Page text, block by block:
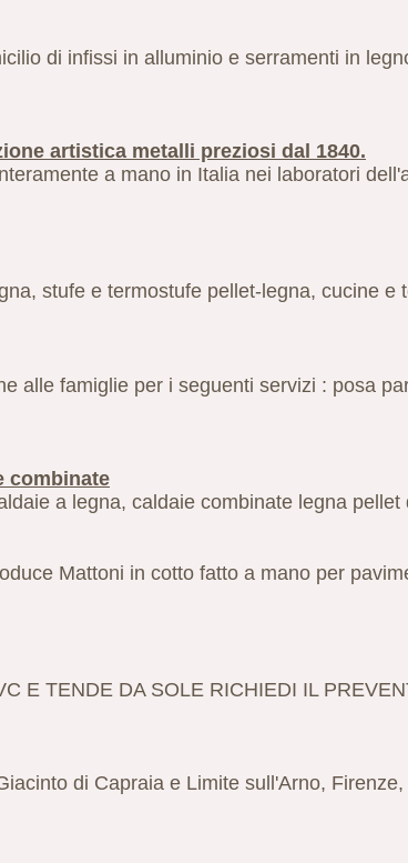
di infissi in alluminio e serramenti in
artistica metalli preziosi dal 1840.
a mano in Italia nei laboratori
stufe e termostufe pellet-legna, cucine e
alle famiglie per i seguenti servizi : posa
combinate
a legna, caldaie combinate legna
Mattoni in cotto fatto a mano per
E TENDE DA SOLE RICHIEDI IL
di Capraia e Limite sull'Arno,